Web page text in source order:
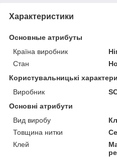
Характеристики
Основные атрибуты
Країна виробник
Стан
Користувальницькі
Виробник
Основні атрибути
Вид виробу
Товщина нитки
Клей